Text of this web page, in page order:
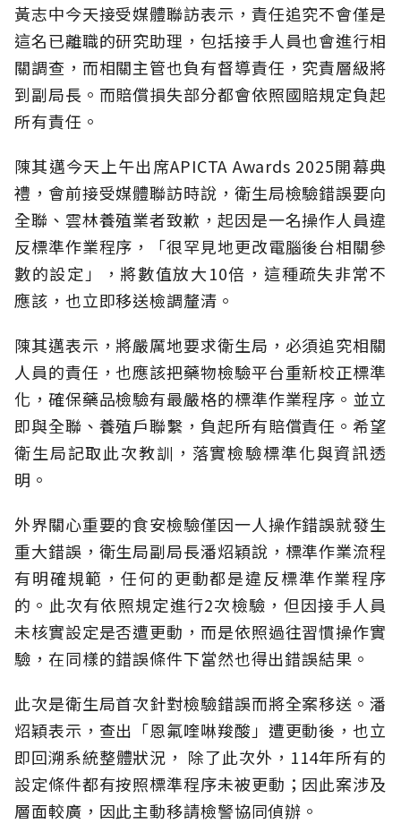
黃志中今天接受媒體聯訪表示，責任追究不會僅是
這名已離職的研究助理，包括接手人員也會進行相
關調查，而相關主管也負有督導責任，究責層級將
到副局長。而賠償損失部分都會依照國賠規定負起
所有責任。
陳其邁今天上午出席APICTA Awards 2025開幕典
禮，會前接受媒體聯訪時說，衛生局檢驗錯誤要向
全聯、雲林養殖業者致歉，起因是一名操作人員違
反標準作業程序，「很罕見地更改電腦後台相關參
數的設定」，將數值放大10倍，這種疏失非常不
應該，也立即移送檢調釐清。
陳其邁表示，將嚴厲地要求衛生局，必須追究相關
人員的責任，也應該把藥物檢驗平台重新校正標準
化，確保藥品檢驗有最嚴格的標準作業程序。並立
即與全聯、養殖戶聯繫，負起所有賠償責任。希望
衛生局記取此次教訓，落實檢驗標準化與資訊透
明。
外界關心重要的食安檢驗僅因一人操作錯誤就發生
重大錯誤，衛生局副局長潘炤穎說，標準作業流程
有明確規範，任何的更動都是違反標準作業程序
的。此次有依照規定進行2次檢驗，但因接手人員
未核實設定是否遭更動，而是依照過往習慣操作實
驗，在同樣的錯誤條件下當然也得出錯誤結果。
此次是衛生局首次針對檢驗錯誤而將全案移送。潘
炤穎表示，查出「恩氟喹啉羧酸」遭更動後，也立
即回溯系統整體狀況， 除了此次外，114年所有的
設定條件都有按照標準程序未被更動；因此案涉及
層面較廣，因此主動移請檢警協同偵辦。